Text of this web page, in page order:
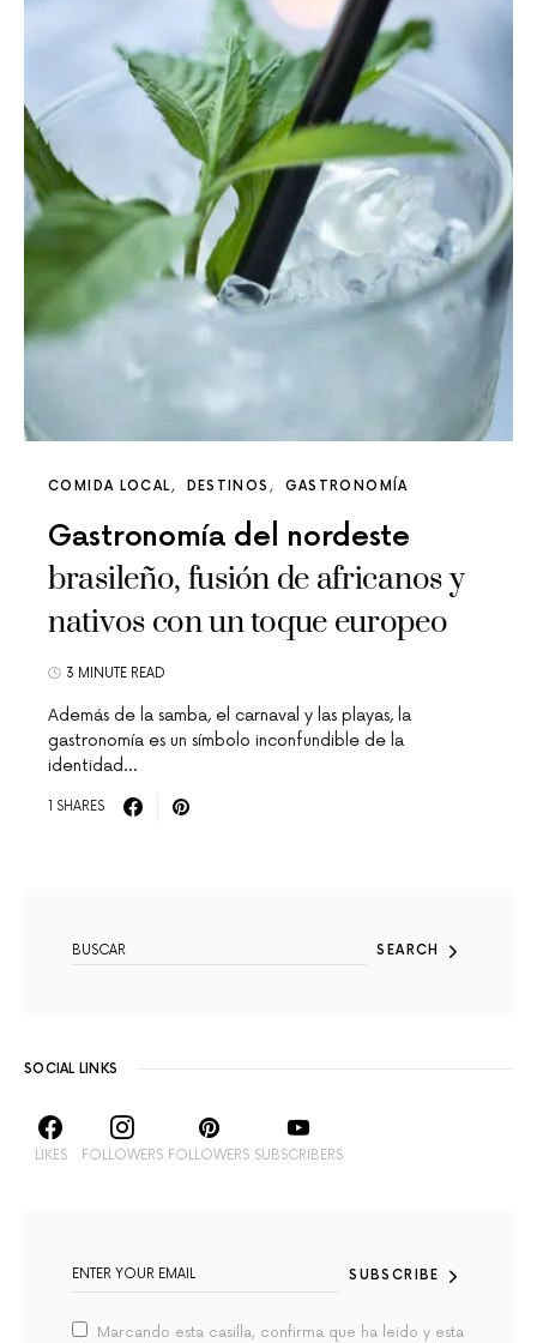
COMIDA LOCAL DESTINOS GASTRONOMÍA
Gastronomía del nordeste
brasileño, fusión de africanos y
nativos con un toque europeo
3 MINUTE READ
Además de la samba, el carnaval y las playas, la
gastronomía es un símbolo inconfundible de la
identidad…
1 SHARES
SEARCH
SOCIAL LINKS
LIKES FOLLOWERS FOLLOWERS SUBSCRIBERS
SUBSCRIBE
Marcando esta casilla, confirma que ha leido y esta